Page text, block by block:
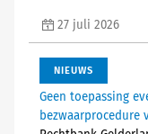
27 juli 2026
NIEUWS
Geen toepassing
bezwaarprocedure